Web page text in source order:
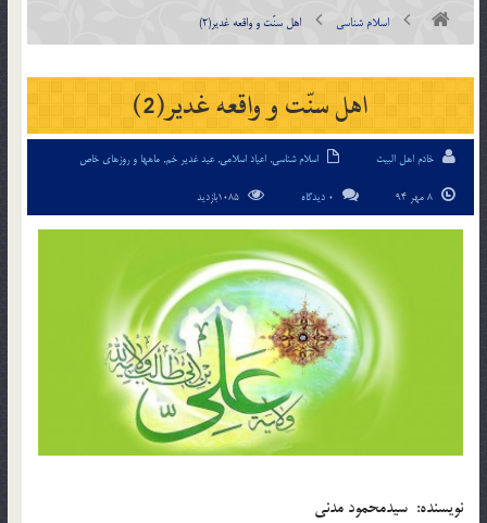
اسلام شناسی اهل سنّت و واقعه غدير(2)
اهل سنّت و واقعه غدير(2)
خادم اهل البیت اسلام شناسی, اعیاد اسلامی,عید غدیر خم, ماهها و روزهای خاص
0 دیدگاه
نويسنده: سيدمحمود مدنى